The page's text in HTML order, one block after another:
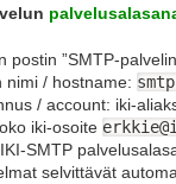
postin ”SMTP-
nimi / hostname:
/ account: iki-
iki-osoite
SMTP
selvittävät